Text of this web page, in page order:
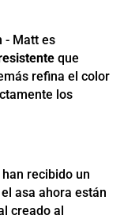
- Matt es
que
refina el color
los
recibido un
asa ahora están
creado al